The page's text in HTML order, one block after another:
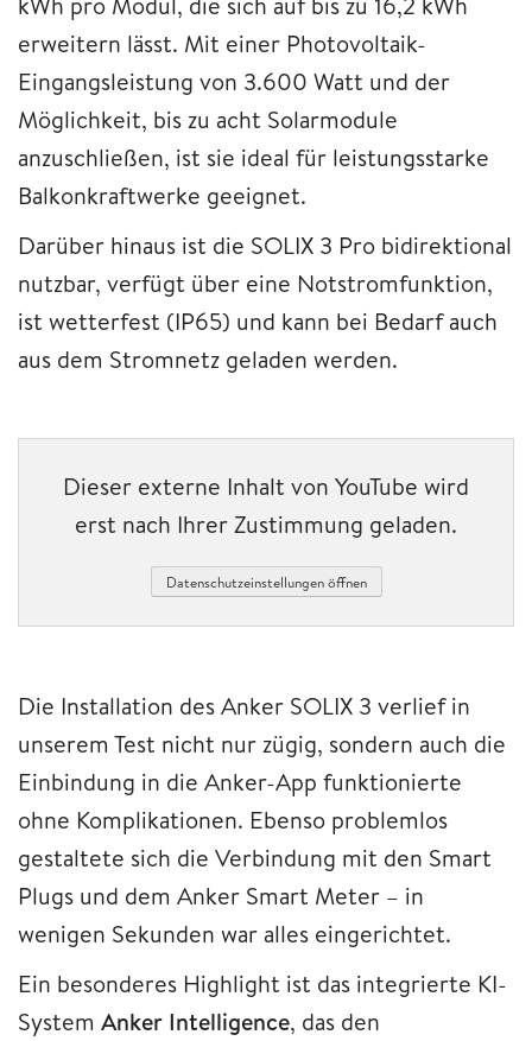
erweitern lässt. Mit einer Photovoltaik-
Eingangsleistung von 3.600 Watt und der
Möglichkeit, bis zu acht Solarmodule
anzuschließen, ist sie ideal für leistungsstarke
Balkonkraftwerke geeignet.
Darüber hinaus ist die SOLIX 3 Pro bidirektional
nutzbar, verfügt über eine Notstromfunktion,
ist wetterfest (IP65) und kann bei Bedarf auch
aus dem Stromnetz geladen werden.
Dieser externe Inhalt von YouTube wird
erst nach Ihrer Zustimmung geladen.
Datenschutzeinstellungen öffnen
Die Installation des Anker SOLIX 3 verlief in
unserem Test nicht nur zügig, sondern auch die
Einbindung in die Anker-App funktionierte
ohne Komplikationen. Ebenso problemlos
gestaltete sich die Verbindung mit den Smart
Plugs und dem Anker Smart Meter – in
wenigen Sekunden war alles eingerichtet.
Ein besonderes Highlight ist das integrierte KI-
System Anker Intelligence, das den